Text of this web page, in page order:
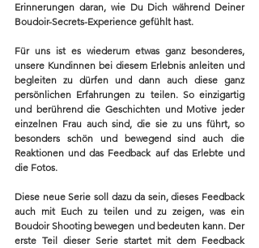
Erinnerungen daran, wie Du Dich während Deiner
Boudoir-Secrets-Experience gefühlt hast.
Für uns ist es wiederum etwas ganz besonderes,
unsere Kundinnen bei diesem Erlebnis anleiten und
begleiten zu dürfen und dann auch diese ganz
persönlichen Erfahrungen zu teilen. So einzigartig
und berührend die Geschichten und Motive jeder
einzelnen Frau auch sind, die sie zu uns führt, so
besonders schön und bewegend sind auch die
Reaktionen und das Feedback auf das Erlebte und
die Fotos.
Diese neue Serie soll dazu da sein, dieses Feedback
auch mit Euch zu teilen und zu zeigen, was ein
Boudoir Shooting bewegen und bedeuten kann. Der
erste Teil dieser Serie startet mit dem Feedback